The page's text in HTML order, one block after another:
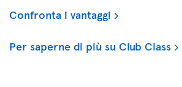
Confronta i vantaggi
Per saperne di più su Club Class